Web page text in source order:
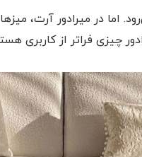
در میرادور آرت، میزها
چیزی فراتر از کاربری